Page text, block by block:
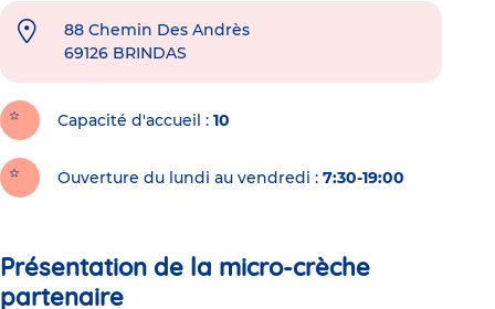
88 Chemin Des Andrès
69126 BRINDAS
Capacité d'accueil 10
Ouverture du lundi au vendredi : 7:30-19:00
Présentation de la micro-crèche
partenaire